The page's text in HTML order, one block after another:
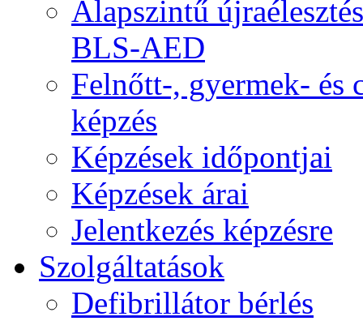
Alapszintű
BLS-AED
Felnőtt-, gyermek- és
képzés
Képzések időpontjai
Képzések árai
Jelentkezés képzésre
Szolgáltatások
Defibrillátor bérlés